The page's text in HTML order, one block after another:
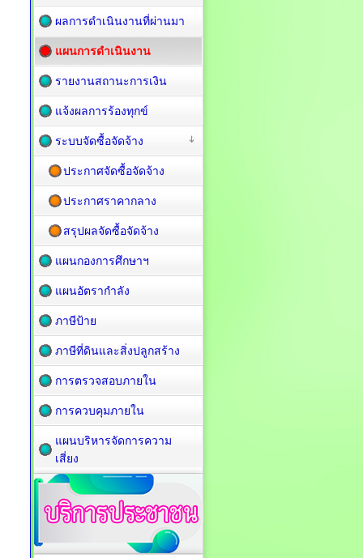
ผลการดำเนินงานที่ผ่านมา
แผนการดำเนินงาน
รายงานสถานะการเงิน
แจ้งผลการร้องทุกข์
ระบบจัดซื้อจัดจ้าง
ประกาศจัดซื้อจัดจ้าง
ประกาศราคากลาง
สรุปผลจัดซื้อจัดจ้าง
แผนกองการศึกษาฯ
แผนอัตรากำลัง
ภาษีป้าย
ภาษีที่ดินและสิ่งปลูกสร้าง
การตรวจสอบภายใน
การควบคุมภายใน
แผนบริหารจัดการความ
เสี่ยง